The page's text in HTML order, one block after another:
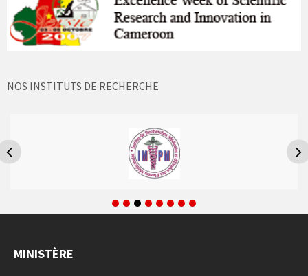
NOS INSTITUTS DE RECHERCHE
MINISTÈRE